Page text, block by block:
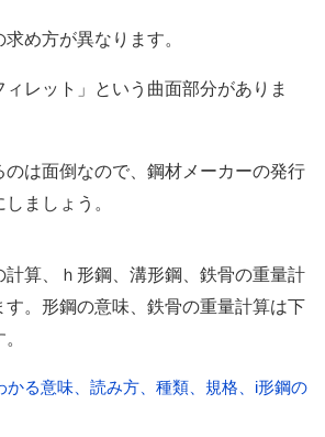
め方が異なります。
ィレット」という曲面部分がありま
のは面倒なので、鋼材メーカーの発行
ましょう。
計算、ｈ形鋼、溝形鋼、鉄骨の重量計
す。形鋼の意味、鉄骨の重量計算は下
かる意味、読み方、種類、規格、i形鋼の